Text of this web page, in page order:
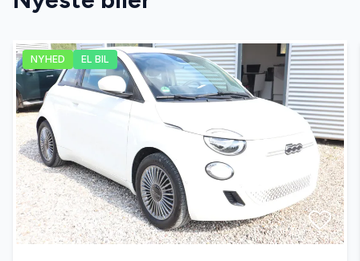
Dæktryksystem
El-ruder
Fjernbetjent centrallås
Højdejusterbart førersæde
Infocenter
NYHED EL BIL